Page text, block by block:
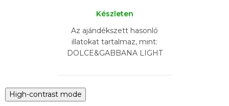
Készleten
Az ajándékszett hasonló
illatokat tartalmaz, mint:
DOLCE&GABBANA LIGHT
YSL BLACK OPIUM,
LANCOME IDOL,...
High-contrast mode